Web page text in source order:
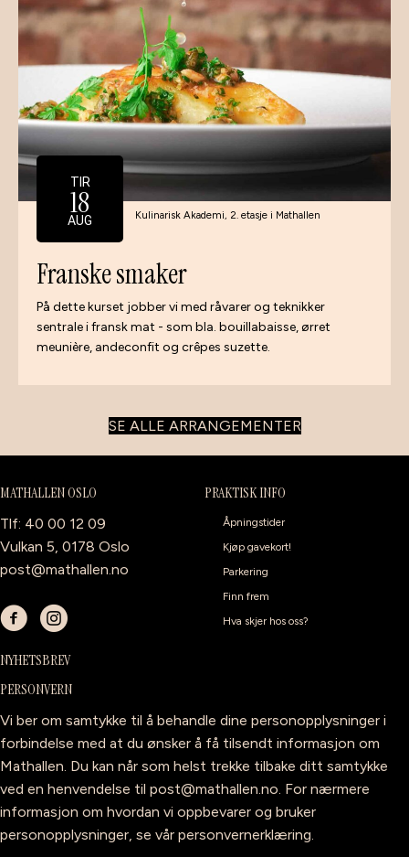
TIR
18
AUG Kulinarisk Akademi, 2. etasje i Mathallen
Franske smaker
På dette kurset jobber vi med råvarer og teknikker
sentrale i fransk mat - som bla. bouillabaisse, ørret
meunière, andeconfit og crêpes suzette.
SE ALLE ARRANGEMENTER
MATHALLEN OSLO
Tlf: 40 00 12 09
Vulkan 5, 0178 Oslo
post@mathallen.no
PRAKTISK INFO
Åpningstider
Kjøp gavekort!
Parkering
Finn frem
Hva skjer hos oss?
NYHETSBREV
PERSONVERN
Vi ber om samtykke til å behandle dine personopplysninger i
forbindelse med at du ønsker å få tilsendt informasjon om
Mathallen. Du kan når som helst trekke tilbake ditt samtykke
ved en henvendelse til post@mathallen.no. For nærmere
informasjon om hvordan vi oppbevarer og bruker
personopplysninger, se vår personvernerklæring.